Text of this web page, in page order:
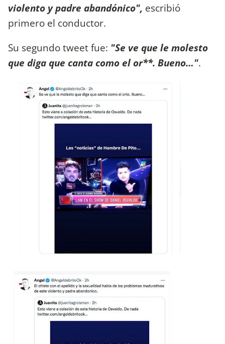
violento y padre abandónico", escribió
primero el conductor.
Su segundo tweet fue: "Se ve que le molesto
que diga que canta como el or**. Bueno…".